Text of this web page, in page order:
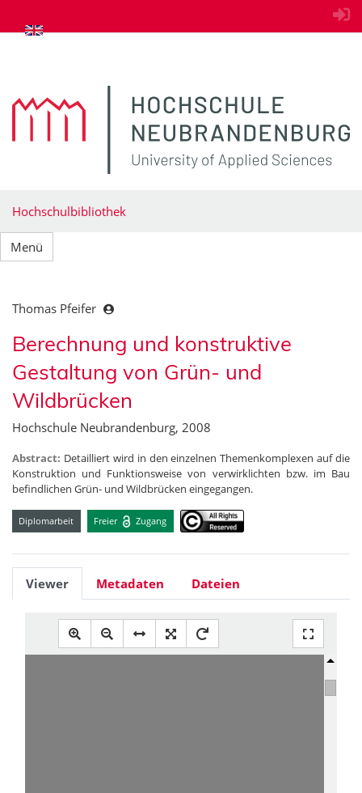
zum Inhalt springen
Hochschulbibliothek
Menü
Thomas Pfeifer
Berechnung und konstruktive
Gestaltung von Grün- und
Wildbrücken
Hochschule Neubrandenburg, 2008
Abstract: Detailliert wird in den einzelnen Themenkomplexen auf die
Konstruktion und Funktionsweise von verwirklichten bzw. im Bau
befindlichen Grün- und Wildbrücken eingegangen.
Diplomarbeit Freier Zugang
Viewer Metadaten Dateien